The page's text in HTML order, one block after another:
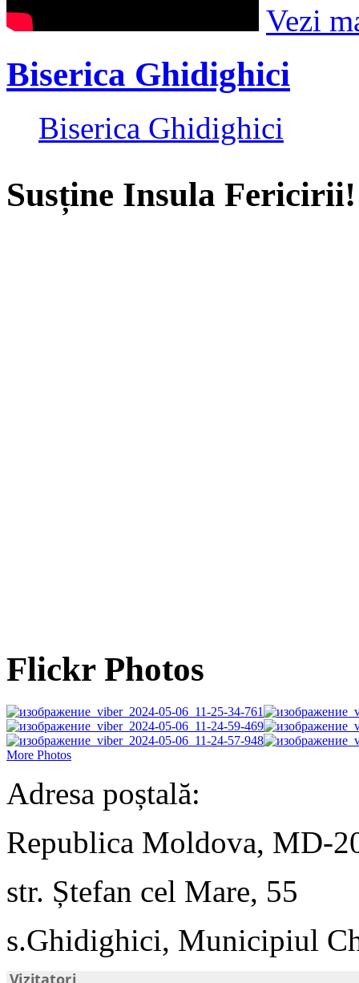
Vezi
Biserica Ghidighici
Biserica Ghidighici
Susține Insula Fericirii!
Flickr Photos
More Photos
Adresa poștală:
Republica Moldova, MD-
str. Ștefan cel Mare, 55
s.Ghidighici, Municipiul